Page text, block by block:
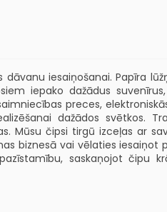
iesaiņošanai. Papīra
iepako dažādus
preces,
dažādos svētkos.
Mūsu čipsi tirgū izceļas ar
biznesā vai vēlaties
saskaņojot čipu